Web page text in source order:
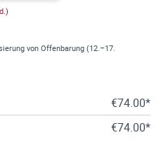
von Offenbarung (12.–17.
€74.00*
€74.00*